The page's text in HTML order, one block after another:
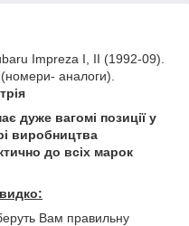
Impreza I, II (1992-09).
аналоги).
вагомі позиції у
виробництва
до всіх марок
Вам правильну